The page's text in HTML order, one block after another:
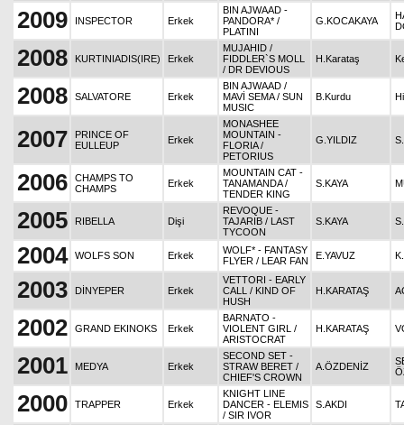
2009 INSPECTOR Erkek
BIN AJWAAD -
PANDORA* /
PLATINI
G.KOCAKAYA
2008 KURTINIADIS(IRE) Erkek
MUJAHID /
FIDDLER`S MOLL
/ DR DEVIOUS
H.Karataş
2008 SALVATORE Erkek
BIN AJWAAD /
MAVİ SEMA / SUN
MUSIC
B.Kurdu
2007
PRINCE OF
EULLEUP
Erkek
MONASHEE
MOUNTAIN -
FLORIA /
PETORIUS
G.YILDIZ
2006
CHAMPS TO
CHAMPS
Erkek
MOUNTAIN CAT -
TANAMANDA /
TENDER KING
S.KAYA
2005 RIBELLA Dişi
REVOQUE -
TAJARIB / LAST
TYCOON
S.KAYA
2004 WOLFS SON Erkek
WOLF* - FANTASY
FLYER / LEAR FAN
E.YAVUZ
2003 DİNYEPER Erkek
VETTORI - EARLY
CALL / KIND OF
HUSH
H.KARATAŞ
2002 GRAND EKINOKS Erkek
BARNATO -
VIOLENT GIRL /
ARISTOCRAT
H.KARATAŞ
2001 MEDYA Erkek
SECOND SET -
STRAW BERET /
CHIEF'S CROWN
A.ÖZDENİZ
2000 TRAPPER Erkek
KNIGHT LINE
DANCER - ELEMIS
/ SIR IVOR
S.AKDI